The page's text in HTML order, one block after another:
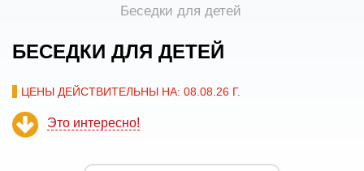
Беседки для детей
БЕСЕДКИ ДЛЯ ДЕТЕЙ
ЦЕНЫ ДЕЙСТВИТЕЛЬНЫ НА: 08.08.26 Г.
Это интересно!